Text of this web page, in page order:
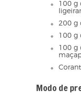
100
200 g
100
100
Modo de